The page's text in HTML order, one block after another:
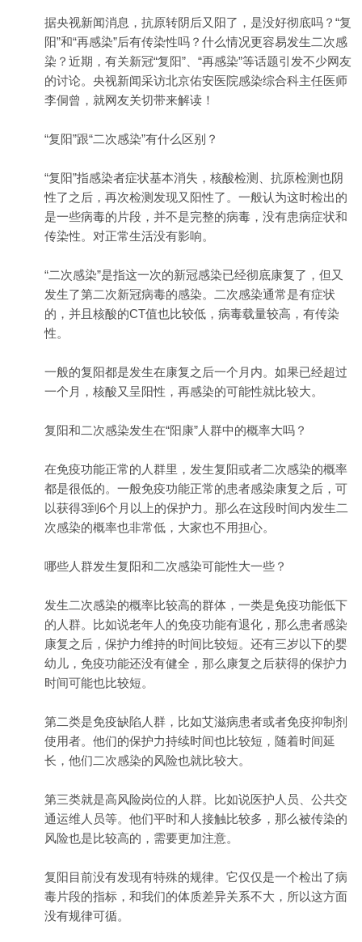
据央视新闻消息，抗原转阴后又阳了，是没好彻底吗？“复
阳”和“再感染”后有传染性吗？什么情况更容易发生二次感
染？近期，有关新冠“复阳”、“再感染”等话题引发不少网友
的讨论。央视新闻采访北京佑安医院感染综合科主任医师
李侗曾，就网友关切带来解读！
“复阳”跟“二次感染”有什么区别？
“复阳”指感染者症状基本消失，核酸检测、抗原检测也阴
性了之后，再次检测发现又阳性了。一般认为这时检出的
是一些病毒的片段，并不是完整的病毒，没有患病症状和
传染性。对正常生活没有影响。
“二次感染”是指这一次的新冠感染已经彻底康复了，但又
发生了第二次新冠病毒的感染。二次感染通常是有症状
的，并且核酸的CT值也比较低，病毒载量较高，有传染
性。
一般的复阳都是发生在康复之后一个月内。如果已经超过
一个月，核酸又呈阳性，再感染的可能性就比较大。
复阳和二次感染发生在“阳康”人群中的概率大吗？
在免疫功能正常的人群里，发生复阳或者二次感染的概率
都是很低的。一般免疫功能正常的患者感染康复之后，可
以获得3到6个月以上的保护力。那么在这段时间内发生二
次感染的概率也非常低，大家也不用担心。
哪些人群发生复阳和二次感染可能性大一些？
发生二次感染的概率比较高的群体，一类是免疫功能低下
的人群。比如说老年人的免疫功能有退化，那么患者感染
康复之后，保护力维持的时间比较短。还有三岁以下的婴
幼儿，免疫功能还没有健全，那么康复之后获得的保护力
时间可能也比较短。
第二类是免疫缺陷人群，比如艾滋病患者或者免疫抑制剂
使用者。他们的保护力持续时间也比较短，随着时间延
长，他们二次感染的风险也就比较大。
第三类就是高风险岗位的人群。比如说医护人员、公共交
通运维人员等。他们平时和人接触比较多，那么被传染的
风险也是比较高的，需要更加注意。
复阳目前没有发现有特殊的规律。它仅仅是一个检出了病
毒片段的指标，和我们的体质差异关系不大，所以这方面
没有规律可循。